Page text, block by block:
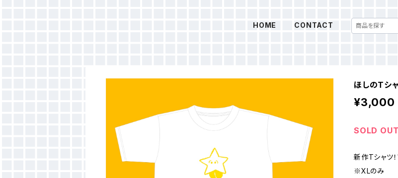
HOME CONTACT
ほしのTシ
¥3,000
SOLD OUT
新作Tシャツ
※XLのみ